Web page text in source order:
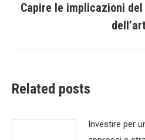
Capire le implicazioni
Related posts
Investire per